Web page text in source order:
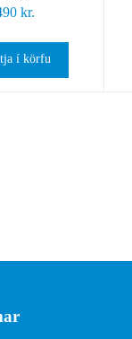
kr.
í körfu